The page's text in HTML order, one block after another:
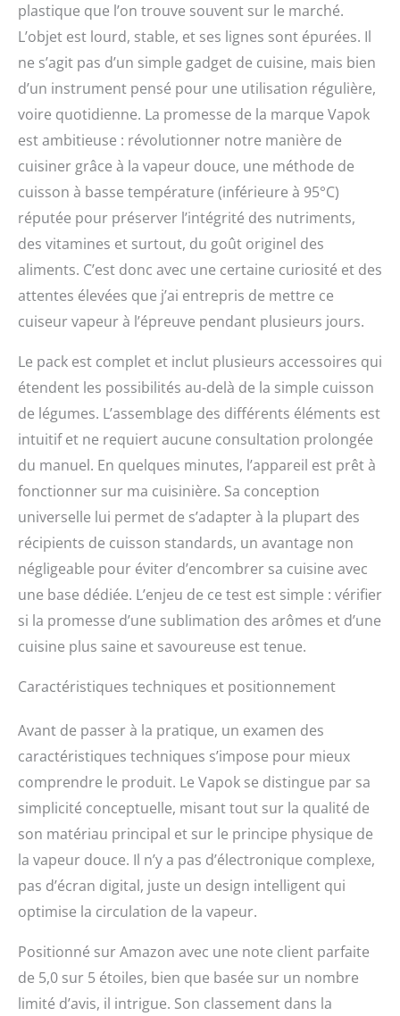
plastique que l’on trouve souvent sur le marché.
L’objet est lourd, stable, et ses lignes sont épurées. Il
ne s’agit pas d’un simple gadget de cuisine, mais bien
d’un instrument pensé pour une utilisation régulière,
voire quotidienne. La promesse de la marque Vapok
est ambitieuse : révolutionner notre manière de
cuisiner grâce à la vapeur douce, une méthode de
cuisson à basse température (inférieure à 95°C)
réputée pour préserver l’intégrité des nutriments,
des vitamines et surtout, du goût originel des
aliments. C’est donc avec une certaine curiosité et des
attentes élevées que j’ai entrepris de mettre ce
cuiseur vapeur à l’épreuve pendant plusieurs jours.
Le pack est complet et inclut plusieurs accessoires qui
étendent les possibilités au-delà de la simple cuisson
de légumes. L’assemblage des différents éléments est
intuitif et ne requiert aucune consultation prolongée
du manuel. En quelques minutes, l’appareil est prêt à
fonctionner sur ma cuisinière. Sa conception
universelle lui permet de s’adapter à la plupart des
récipients de cuisson standards, un avantage non
négligeable pour éviter d’encombrer sa cuisine avec
une base dédiée. L’enjeu de ce test est simple : vérifier
si la promesse d’une sublimation des arômes et d’une
cuisine plus saine et savoureuse est tenue.
Caractéristiques techniques et positionnement
Avant de passer à la pratique, un examen des
caractéristiques techniques s’impose pour mieux
comprendre le produit. Le Vapok se distingue par sa
simplicité conceptuelle, misant tout sur la qualité de
son matériau principal et sur le principe physique de
la vapeur douce. Il n’y a pas d’électronique complexe,
pas d’écran digital, juste un design intelligent qui
optimise la circulation de la vapeur.
Positionné sur Amazon avec une note client parfaite
de 5,0 sur 5 étoiles, bien que basée sur un nombre
limité d’avis, il intrigue. Son classement dans la